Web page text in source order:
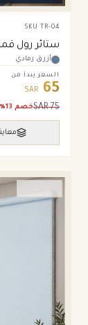
SKU TR-04
ستائر رول
أزرق رمادي
السعر يبدأ من
65
SAR
75
SARخصم 13
%